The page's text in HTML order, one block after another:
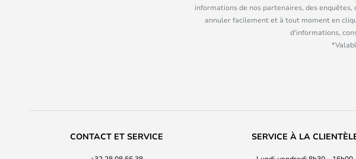
informations de nos partenaires, des
annuler facilement et à tout moment en
d'informations,
CONTACT ET SERVICE SERVICE À LA